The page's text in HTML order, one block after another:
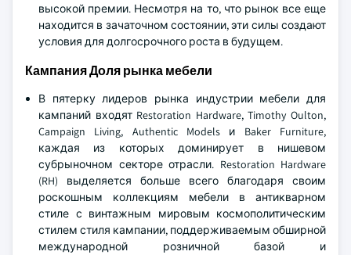
высокой премии. Несмотря на то, что рынок все еще
находится в зачаточном состоянии, эти силы создают
условия для долгосрочного роста в будущем.
Кампания Доля рынка мебели
В пятерку лидеров рынка индустрии мебели для
кампаний входят Restoration Hardware, Timothy Oulton,
Campaign Living, Authentic Models и Baker Furniture,
каждая из которых доминирует в нишевом
субрыночном секторе отрасли. Restoration Hardware
(RH) выделяется больше всего благодаря своим
роскошным коллекциям мебели в антикварном
стиле с винтажным мировым космополитическим
стилем стиля кампании, поддерживаемым обширной
международной розничной базой и